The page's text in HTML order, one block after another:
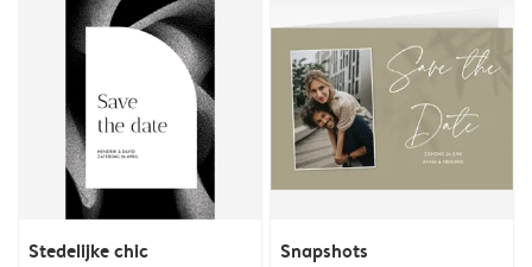
Stedelijke chic Snapshots